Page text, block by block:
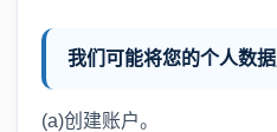
我们可能将您的个人数据
(a)创建账户。